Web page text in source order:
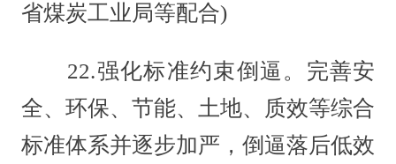
省煤炭工业局等配合)
22.强化标准约束倒逼。完善安
全、环保、节能、土地、质效等综合
标准体系并逐步加严，倒逼落后低效